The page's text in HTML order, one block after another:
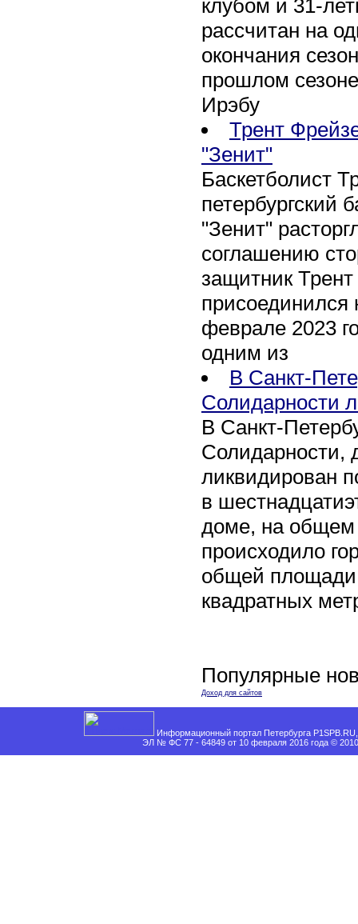
клубом и 31-
рассчитан на
окончания
прошлом
Ирэбу
Трент
"Зенит"
Баскетболист
петербургский
"Зенит"
соглашению
защитник
присоединился
феврале 2023
одним из
В Санкт-
Солидарности
В Санкт-
Солидарности,
ликвидирован
в
доме, на общем
происходило
общей площади
квадратных
Популярные
Доход для сайтов
Информационный портал Петербурга
ЭЛ № ФС 77 - 64849 от 10 февраля 2016 года ©